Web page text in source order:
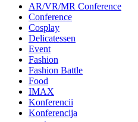
AR/VR/MR Conference
Conference
Cosplay
Delicatessen
Event
Fashion
Fashion Battle
Food
IMAX
Konferencii
Konferencija